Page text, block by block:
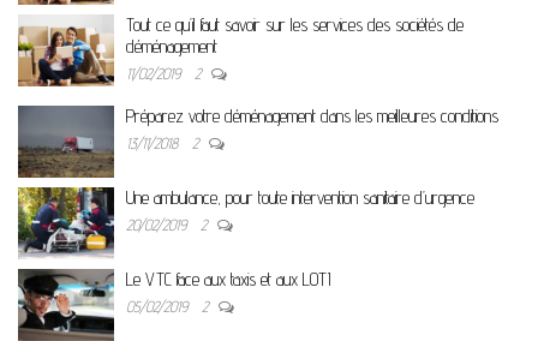
Tout ce qu’il faut savoir sur les services des sociétés de
déménagement
11/02/2019 2
Préparez votre déménagement dans les meilleures conditions
13/11/2018 2
Une ambulance, pour toute intervention sanitaire d’urgence
20/02/2019 2
Le VTC face aux taxis et aux LOTI
05/02/2019 2